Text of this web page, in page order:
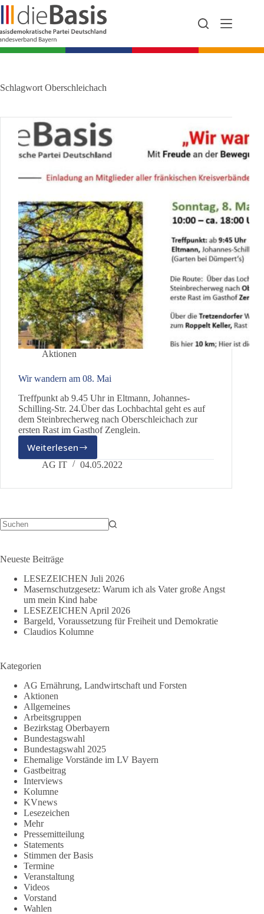
Zum
Inhalt
springen
Schlagwort Oberschleichach
Aktionen
Wir wandern am 08. Mai
Treffpunkt ab 9.45 Uhr in Eltmann, Johannes-
Schilling-Str. 24.Über das Lochbachtal geht es auf
dem Steinbrecherweg nach Oberschleichach zur
ersten Rast im Gasthof Zenglein.
Weiterlesen
Wir
wandern
08.
AG IT 04.05.2022
Neueste Beiträge
LESEZEICHEN Juli 2026
Masernschutzgesetz: Warum ich als Vater große Angst
um mein Kind habe
LESEZEICHEN April 2026
Bargeld, Voraussetzung für Freiheit und Demokratie
Claudios Kolumne
Kategorien
AG Ernährung, Landwirtschaft und Forsten
Aktionen
Allgemeines
Arbeitsgruppen
Bezirkstag Oberbayern
Bundestagswahl
Bundestagswahl 2025
Ehemalige Vorstände im LV Bayern
Gastbeitrag
Interviews
Kolumne
KVnews
Lesezeichen
Mehr
Pressemitteilung
Statements
Stimmen der Basis
Termine
Veranstaltung
Videos
Vorstand
Wahlen